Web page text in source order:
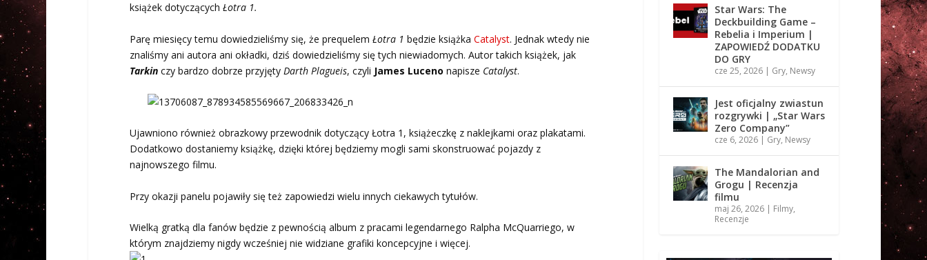
książek dotyczących Łotra 1.
Parę miesięcy temu dowiedzieliśmy się, że prequelem Łotra 1 będzie książka Catalyst. Jednak wtedy nie
znaliśmy ani autora ani okładki, dziś dowiedzieliśmy się tych niewiadomych. Autor takich książek, jak
Tarkinczy bardzo dobrze przyjęty Darth Plagueis, czyli James Luceno napisze Catalyst.
Ujawniono również obrazkowy przewodnik dotyczący Łotra 1, książeczkę z naklejkami oraz plakatami.
Dodatkowo dostaniemy książkę, dzięki której będziemy mogli sami skonstruować pojazdy z
najnowszego filmu.
Przy okazji panelu pojawiły się też zapowiedzi wielu innych ciekawych tytułów.
Wielką gratką dla fanów będzie z pewnością album z pracami legendarnego Ralpha McQuarriego, w
którym znajdziemy nigdy wcześniej nie widziane grafiki koncepcyjne i więcej.
Star Wars: The
Deckbuilding Game –
Rebelia i Imperium |
ZAPOWIEDŹ DODATKU
DO GRY
cze 25, 2026 | Gry, Newsy
Jest oficjalny zwiastun
rozgrywki | „Star Wars
Zero Company”
cze 6, 2026 | Gry, Newsy
The Mandalorian and
Grogu | Recenzja
filmu
maj 26, 2026 | Filmy,
Recenzje